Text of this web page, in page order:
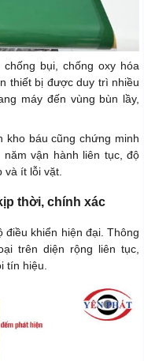
bụi, chống oxy hóa
thiết bị được duy trì nhiều
máy đến vùng bùn lầy,
kho báu cũng chứng minh
vận hành liên tục, độ
và ít lỗi vặt.
thời, chính xác
điều khiển hiện đại. Thông
trên diện rộng liên tục,
tín hiệu.